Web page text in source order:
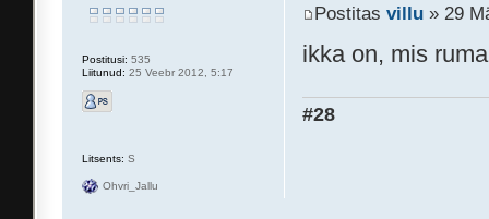
Postitasvillu » 29
ikka on, mis
#28
Postitusi: 535
Liitunud: 25 Veebr 2012, 5:17
Litsents: S
Ohvri_Jallu